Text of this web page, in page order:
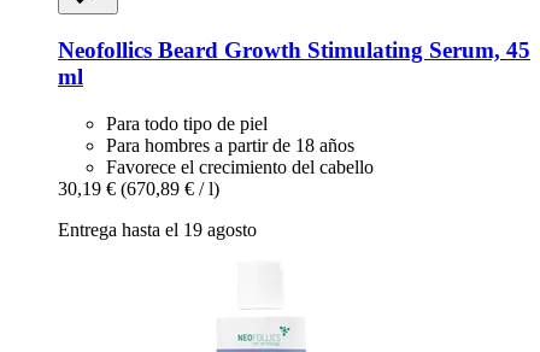
Neofollics Beard Growth Stimulating Serum, 45
ml
Para todo tipo de piel
Para hombres a partir de 18 años
Favorece el crecimiento del cabello
30,19 € (670,89 € / l)
Entrega hasta el 19 agosto